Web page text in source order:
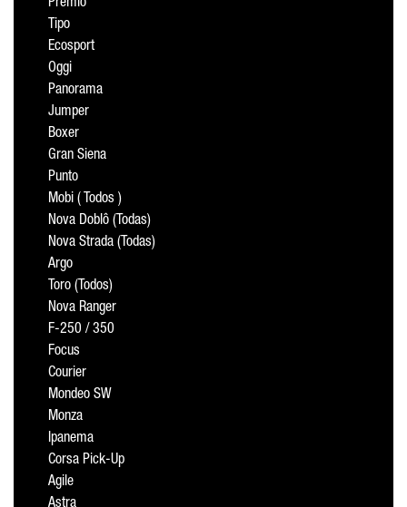
Prêmio
Tipo
Ecosport
Oggi
Panorama
Jumper
Boxer
Gran Siena
Punto
Mobi ( Todos )
Nova Doblô (Todas)
Nova Strada (Todas)
Argo
Toro (Todos)
Nova Ranger
F-250 / 350
Focus
Courier
Mondeo SW
Monza
Ipanema
Corsa Pick-Up
Agile